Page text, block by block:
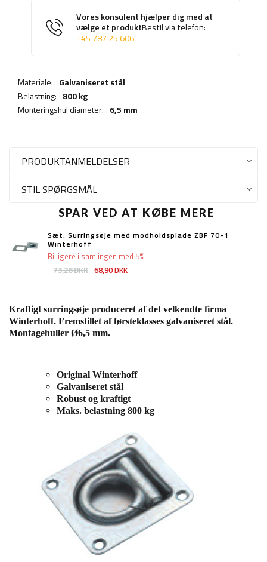
Vores konsulent hjælper dig med at
vælge et produktBestil via telefon:
+45 787 25 606
Materiale: Galvaniseret stål
Belastning: 800 kg
Monteringshul diameter: 6,5 mm
PRODUKTANMELDELSER
STIL SPØRGSMÅL
SPAR VED AT KØBE MERE
Sæt: Surringsøje med modholdsplade ZBF 70-1
Winterhoff
73,28 DKK 68,90 DKK
Billigere i samlingen med 5%
Kraftigt surringsøje produceret af det velkendte firma
Winterhoff. Fremstillet af førsteklasses galvaniseret stål.
Montagehuller Ø6,5 mm.
Original Winterhoff
Galvaniseret stål
Robust og kraftigt
Maks. belastning 800 kg